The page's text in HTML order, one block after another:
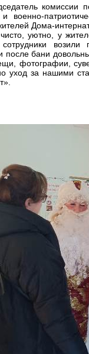
комиссии
и военно-
Дома-
уютно, у
после бани
фотографии,
уход за нашими